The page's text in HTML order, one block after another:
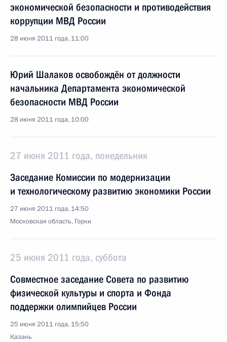
экономической безопасности и противодействия
коррупции МВД России
28 июня 2011 года, 11:00
Юрий Шалаков освобождён от должности
начальника Департамента экономической
безопасности МВД России
28 июня 2011 года, 10:00
27 июня 2011 года, понедельник
Заседание Комиссии по модернизации
и технологическому развитию экономики России
27 июня 2011 года, 14:50
Московская область, Горки
25 июня 2011 года, суббота
Совместное заседание Совета по развитию
физической культуры и спорта и Фонда
поддержки олимпийцев России
25 июня 2011 года, 15:50
Казань